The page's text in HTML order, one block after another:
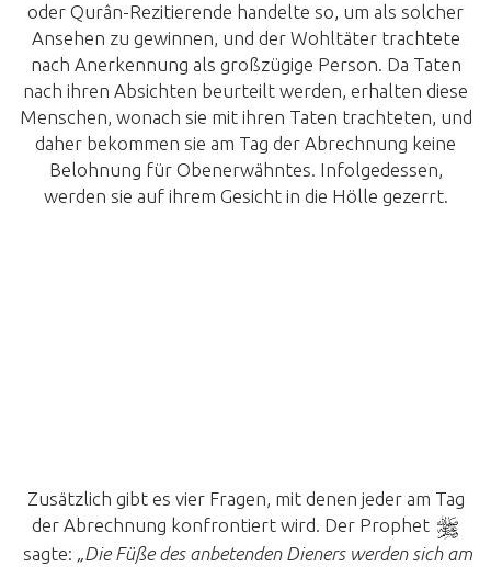
oder Qurân-Rezitierende handelte so, um als solcher
Ansehen zu gewinnen, und der Wohltäter trachtete
nach Anerkennung als großzügige Person. Da Taten
nach ihren Absichten beurteilt werden, erhalten diese
Menschen, wonach sie mit ihren Taten trachteten, und
daher bekommen sie am Tag der Abrechnung keine
Belohnung für Obenerwähntes. Infolgedessen,
werden sie auf ihrem Gesicht in die Hölle gezerrt.
Zusätzlich gibt es vier Fragen, mit denen jeder am Tag
der Abrechnung konfrontiert wird. Der Prophet
sagte:
„Die Füße des anbetenden Dieners werden sich am